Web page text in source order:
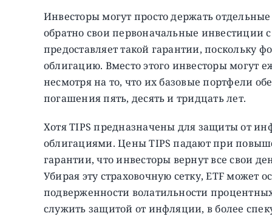
Инвесторы могут просто держать
обратно свои первоначальные инвестиции
предоставляет такой гарантии, поскольку
облигацию. Вместо этого инвесторы могут
несмотря на то, что их базовые портфели
погашения пять, десять и тридцать лет.
Хотя TIPS предназначены для защиты от
облигациями. Цены TIPS падают при
гарантии, что инвесторы вернут все свои
Убирая эту страховочную сетку, ETF может
подверженности волатильности
служить защитой от инфляции, в более